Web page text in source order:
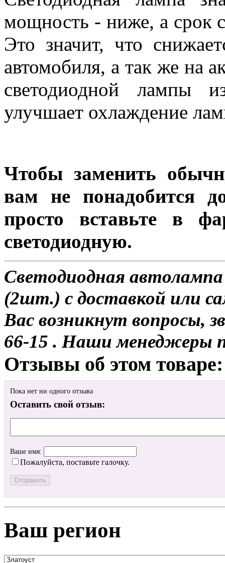
мощность - ниже, а срок
Это значит, что
автомобиля, а так же на
светодиодной лампы
улучшает охлаждение
Чтобы заменить
вам не понадобится
просто вставьте в
светодиодную.
Светодиодная
(2шт.) с доставкой или
Вас возникнут вопросы,
66-15 . Наши менеджеры
Отзывы об этом товаре:
Пока нет ни одного отзыва
Оставить свой отзыв:
Ваше имя:
Пожалуйста, поставьте галочку.
Ваш регион